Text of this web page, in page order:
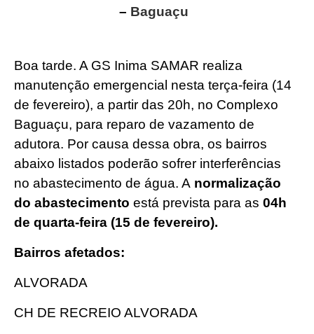
– Baguaçu
Boa tarde. A GS Inima SAMAR realiza
manutenção emergencial nesta terça-feira (14
de fevereiro), a partir das 20h, no Complexo
Baguaçu, para reparo de vazamento de
adutora. Por causa dessa obra, os bairros
abaixo listados poderão sofrer interferências
no abastecimento de água. A normalização
do abastecimento está prevista para as 04h
de quarta-feira (15 de fevereiro).
Bairros afetados:
ALVORADA
CH DE RECREIO ALVORADA